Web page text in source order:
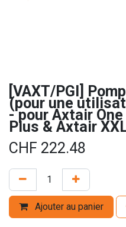
[VAXT/PGI]
(pour une
- pour Axtair
Plus & Axtair
CHF 222.48
Ajouter au panier